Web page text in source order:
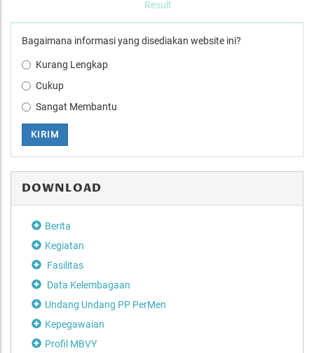
Result
Bagaimana informasi yang disediakan website ini?
Kurang Lengkap
Cukup
Sangat Membantu
KIRIM
DOWNLOAD
Berita
Kegiatan
Fasilitas
Data Kelembagaan
Undang Undang PP PerMen
Kepegawaian
Profil MBVY